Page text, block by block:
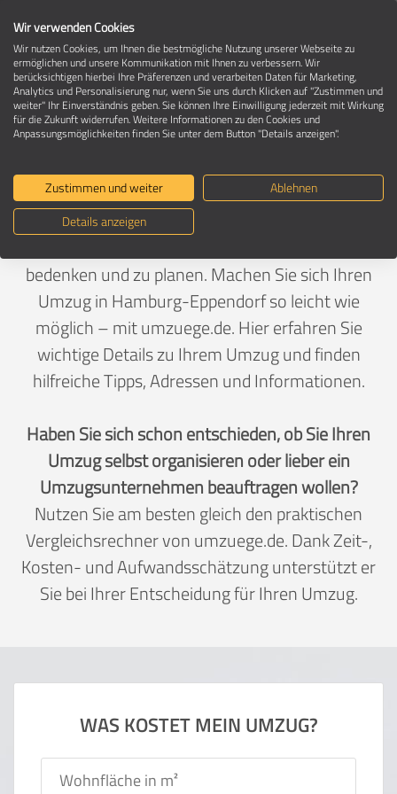
Umzug in 20249 Hamburg-Eppendorf
Ein Umzug ist Vertrauenssache
Deutschland>Hamburg>Hamburg, Stadt>Eppendorf
bedenken und zu planen. Machen Sie sich Ihren
Umzug in Hamburg-Eppendorf so leicht wie
möglich – mit umzuege.de. Hier erfahren Sie
wichtige Details zu Ihrem Umzug und finden
hilfreiche Tipps, Adressen und Informationen.
Haben Sie sich schon entschieden, ob Sie Ihren
Umzug selbst organisieren oder lieber ein
Umzugsunternehmen beauftragen wollen?
Nutzen Sie am besten gleich den praktischen
Vergleichsrechner von umzuege.de. Dank Zeit-,
Kosten- und Aufwandsschätzung unterstützt er
Sie bei Ihrer Entscheidung für Ihren Umzug.
WAS KOSTET MEIN UMZUG?
Wir verwenden Cookies
Wir nutzen Cookies, um Ihnen die bestmögliche Nutzung unserer Webseite zu
ermöglichen und unsere Kommunikation mit Ihnen zu verbessern. Wir
berücksichtigen hierbei Ihre Präferenzen und verarbeiten Daten für Marketing,
Analytics und Personalisierung nur, wenn Sie uns durch Klicken auf "Zustimmen und
weiter" Ihr Einverständnis geben. Sie können Ihre Einwilligung jederzeit mit Wirkung
für die Zukunft widerrufen. Weitere Informationen zu den Cookies und
Anpassungsmöglichkeiten finden Sie unter dem Button "Details anzeigen".
Zustimmen und weiter
Ablehnen
Details anzeigen